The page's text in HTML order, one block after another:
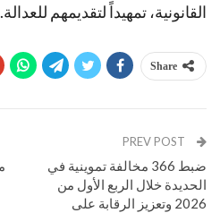
القانونية، تمهيداً لتقديمهم للعدالة.
Share
ضبط 366 مخالفة تموينية في
الحديدة خلال الربع الأول من
2026 وتعزيز الرقابة على